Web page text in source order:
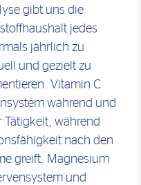
gibt uns die
jedes
jährlich zu
und gezielt zu
Vitamin C
während und
während
nach den
greift. Magnesium
und